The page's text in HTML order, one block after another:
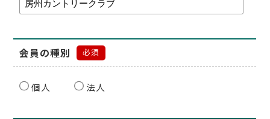
会員の種別 必須
個人 法人